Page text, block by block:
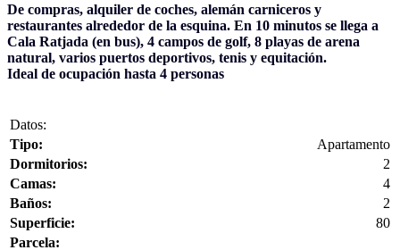
De compras, alquiler de coches, alemán carniceros y
restaurantes alrededor de la esquina. En 10 minutos se llega a
Cala Ratjada (en bus), 4 campos de golf, 8 playas de arena
natural, varios puertos deportivos, tenis y equitación.
Ideal de ocupación hasta 4 personas
Datos:
Tipo:
Apartamento
Dormitorios:
2
Camas:
4
Baños:
2
Superficie:
80
Parcela: